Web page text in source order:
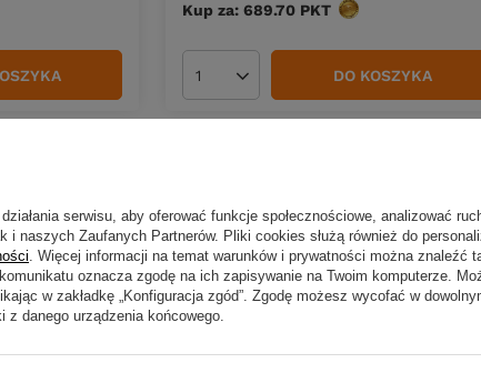
Kup za: 689.70 PKT punktów
Ilość produktów DO KOSZYKA
serwisu, aby oferować funkcje społecznościowe, analizować
i naszych Zaufanych Partnerów. Pliki cookies służą również do
. Więcej informacji na temat warunków i prywatności można znaleźć
oznacza zgodę na ich zapisywanie na Twoim komputerze.
w zakładkę „Konfiguracja zgód”. Zgodę możesz wycofać w
z danego urządzenia końcowego.